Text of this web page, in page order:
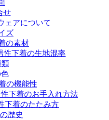
せ
ェアについて
ズ
の素材
性下着の生地混率
類
の機能性
性下着のお手入れ方法
下着のたたみ方
歴史